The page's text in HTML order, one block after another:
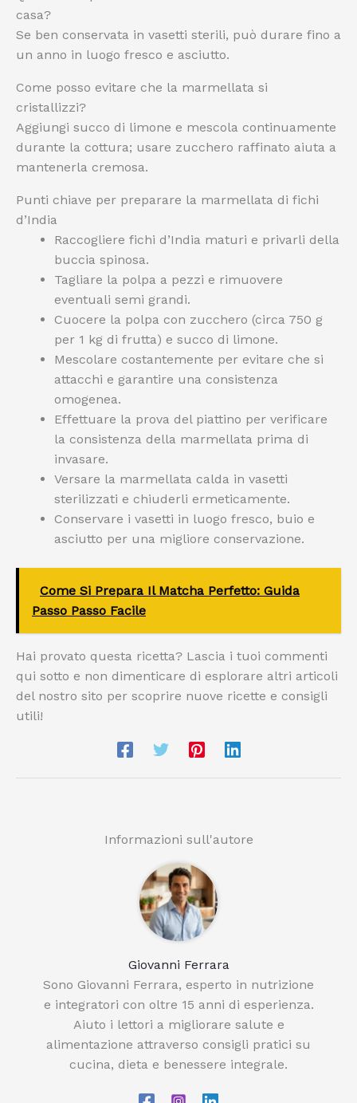
casa?
Se ben conservata in vasetti sterili, può durare fino a
un anno in luogo fresco e asciutto.
Come posso evitare che la marmellata si
cristallizzi?
Aggiungi succo di limone e mescola continuamente
durante la cottura; usare zucchero raffinato aiuta a
mantenerla cremosa.
Punti chiave per preparare la marmellata di fichi
d’India
Raccogliere fichi d’India maturi e privarli della
buccia spinosa.
Tagliare la polpa a pezzi e rimuovere
eventuali semi grandi.
Cuocere la polpa con zucchero (circa 750 g
per 1 kg di frutta) e succo di limone.
Mescolare costantemente per evitare che si
attacchi e garantire una consistenza
omogenea.
Effettuare la prova del piattino per verificare
la consistenza della marmellata prima di
invasare.
Versare la marmellata calda in vasetti
sterilizzati e chiuderli ermeticamente.
Conservare i vasetti in luogo fresco, buio e
asciutto per una migliore conservazione.
Come Si Prepara Il Matcha Perfetto: Guida
Passo Passo Facile
Hai provato questa ricetta? Lascia i tuoi commenti
qui sotto e non dimenticare di esplorare altri articoli
del nostro sito per scoprire nuove ricette e consigli
utili!
Informazioni sull'autore
Giovanni Ferrara
Sono Giovanni Ferrara, esperto in nutrizione
e integratori con oltre 15 anni di esperienza.
Aiuto i lettori a migliorare salute e
alimentazione attraverso consigli pratici su
cucina, dieta e benessere integrale.